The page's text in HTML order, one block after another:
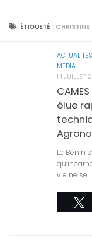
ÉTIQUETÉ :
ACTUALITÉS
MEDIA
14 JUILLET
élue
Le Bénin
vie ne se...